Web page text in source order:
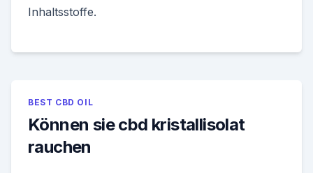
Inhaltsstoffe.
BEST CBD OIL
Können sie cbd kristallisolat
rauchen